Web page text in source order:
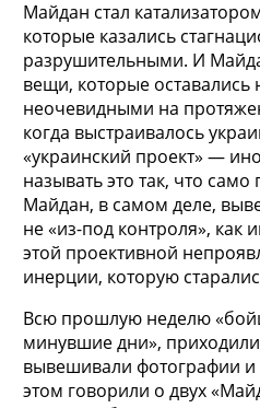
Майдан стал
которые казались
разрушительными. И
вещи, которые
неочевидными на
когда выстраивалось
«украинский проект» —
называть это так, что само
Майдан, в самом деле,
не «из-под контроля», как
этой проективной
инерции, которую
Всю прошлую неделю
минувшие дни», приходили
вывешивали фотографии и
этом говорили о двух